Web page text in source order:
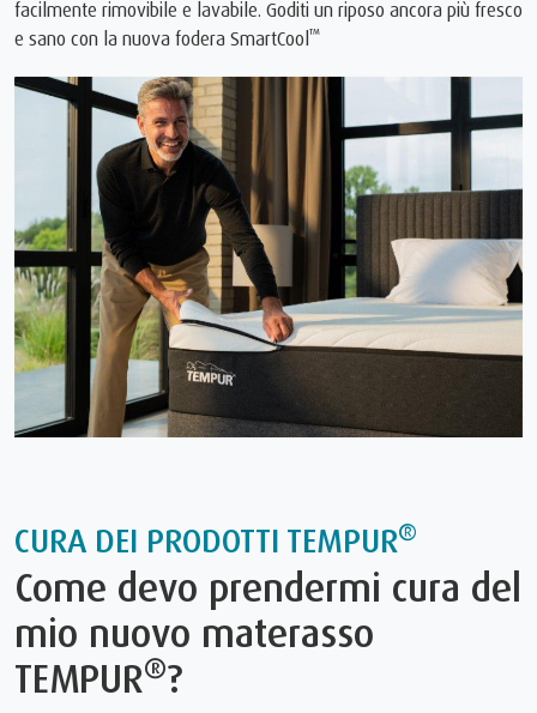
facilmente rimovibile e lavabile. Goditi un riposo ancora più fresco
e sano con la nuova fodera SmartCool™
CURA DEI PRODOTTI TEMPUR®
Come devo prendermi cura del
mio nuovo materasso
TEMPUR®?